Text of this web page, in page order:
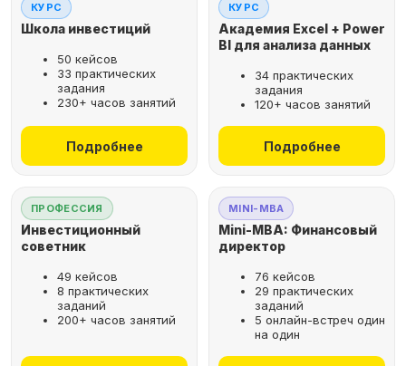
КУРС
Школа инвестиций
50 кейсов
33 практических
задания
230+ часов занятий
Подробнее
КУРС
Академия Excel + Power
BI для анализа данных
34 практических
задания
120+ часов занятий
Подробнее
ПРОФЕССИЯ
Инвестиционный
советник
49 кейсов
8 практических
заданий
200+ часов занятий
MINI-MBA
Mini-MBA: Финансовый
директор
76 кейсов
29 практических
заданий
5 онлайн-встреч один
на один